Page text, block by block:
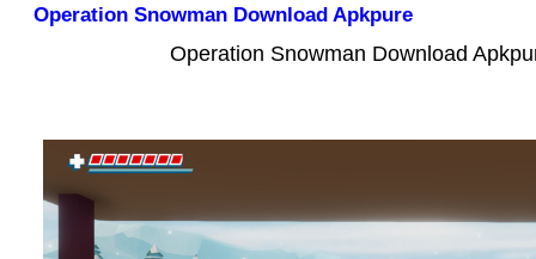
Operation Snowman Download Apkpure
Operation Snowman Download